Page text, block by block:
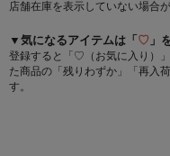
店舗在庫を表示していない場合
▼気になるアイテムは「♡ 」
登録すると「♡（お気に入り）
た商品の「残りわずか」「再入
す。